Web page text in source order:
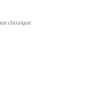
classique